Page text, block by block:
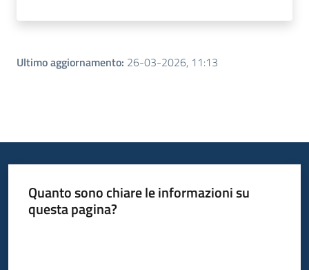
Ultimo aggiornamento: 26-03-2026, 11:13
Quanto sono chiare le informazioni su
questa pagina?